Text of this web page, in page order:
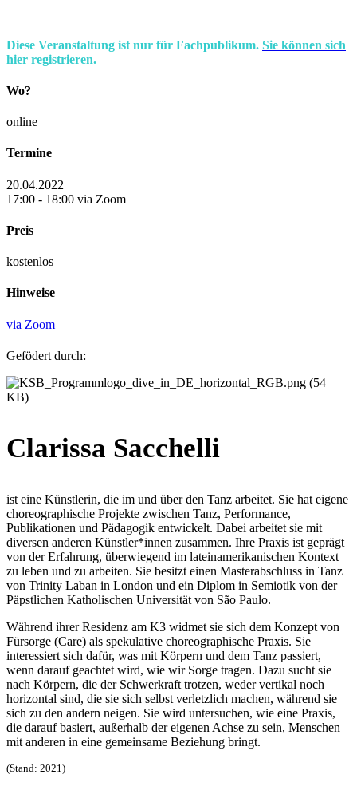
Diese Veranstaltung ist nur für Fachpublikum. Sie können sich
hier registrieren.
Wo?
online
Termine
20.04.2022
17:00 - 18:00 via Zoom
Preis
kostenlos
Hinweise
via Zoom
Gefödert durch:
Clarissa Sacchelli
ist eine Künstlerin, die im und über den Tanz arbeitet. Sie hat eigene
choreographische Projekte zwischen Tanz, Performance,
Publikationen und Pädagogik entwickelt. Dabei arbeitet sie mit
diversen anderen Künstler*innen zusammen. Ihre Praxis ist geprägt
von der Erfahrung, überwiegend im lateinamerikanischen Kontext
zu leben und zu arbeiten. Sie besitzt einen Masterabschluss in Tanz
von Trinity Laban in London und ein Diplom in Semiotik von der
Päpstlichen Katholischen Universität von São Paulo.
Während ihrer Residenz am K3 widmet sie sich dem Konzept von
Fürsorge (Care) als spekulative choreographische Praxis. Sie
interessiert sich dafür, was mit Körpern und dem Tanz passiert,
wenn darauf geachtet wird, wie wir Sorge tragen. Dazu sucht sie
nach Körpern, die der Schwerkraft trotzen, weder vertikal noch
horizontal sind, die sie sich selbst verletzlich machen, während sie
sich zu den andern neigen. Sie wird untersuchen, wie eine Praxis,
die darauf basiert, außerhalb der eigenen Achse zu sein, Menschen
mit anderen in eine gemeinsame Beziehung bringt.
(Stand: 2021)